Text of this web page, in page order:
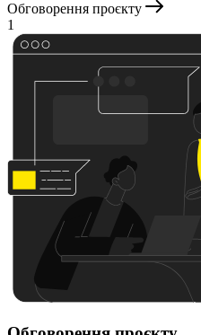
Обговорення проєкту
1